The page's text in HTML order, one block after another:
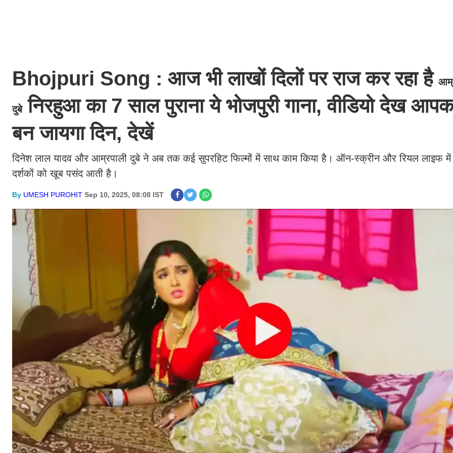
Bhojpuri Song : आज भी लाखों दिलों पर राज कर रहा है
दुबेनिरहुआ का 7 साल पुराना ये भोजपुरी गाना, वीडियो देख
बन जायगा दिन, देखें
दिनेश लाल यादव और आम्रपाली दुबे ने अब तक कई सुपरहिट फिल्मों में साथ काम किया है। ऑन-स्क्रीन और रियल लाइफ में
दर्शकों को खूब पसंद आती है।
By UMESH PUROHIT Sep 10, 2025, 08:08 IST